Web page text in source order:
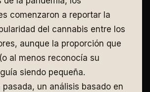
comenzaron a reportar la
del cannabis entre los
aunque la proporción que
al menos reconocía su
siendo pequeña.
pasada, un análisis basado en